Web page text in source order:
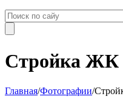
Стройка
Главная/Фотографии/